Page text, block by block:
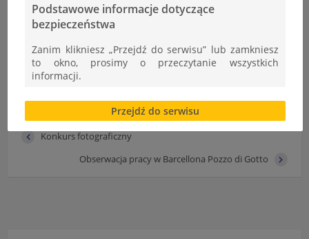
Konkurs fotograficzny
Obserwacja pracy w Barcellona Pozzo di Gotto
Podstawowe informacje dotyczące
bezpieczeństwa
Zanim klikniesz „Przejdź do serwisu” lub zamkniesz
to okno, prosimy o przeczytanie wszystkich
informacji.
Brak zgody bądź ograniczenie funkcjonalności plików
cookies lub local storage, może utrudnić lub
uniemożliwić korzystanie z Serwisu.
przetwarzania danych osobowych dostępne są cały
Przejdź do serwisu